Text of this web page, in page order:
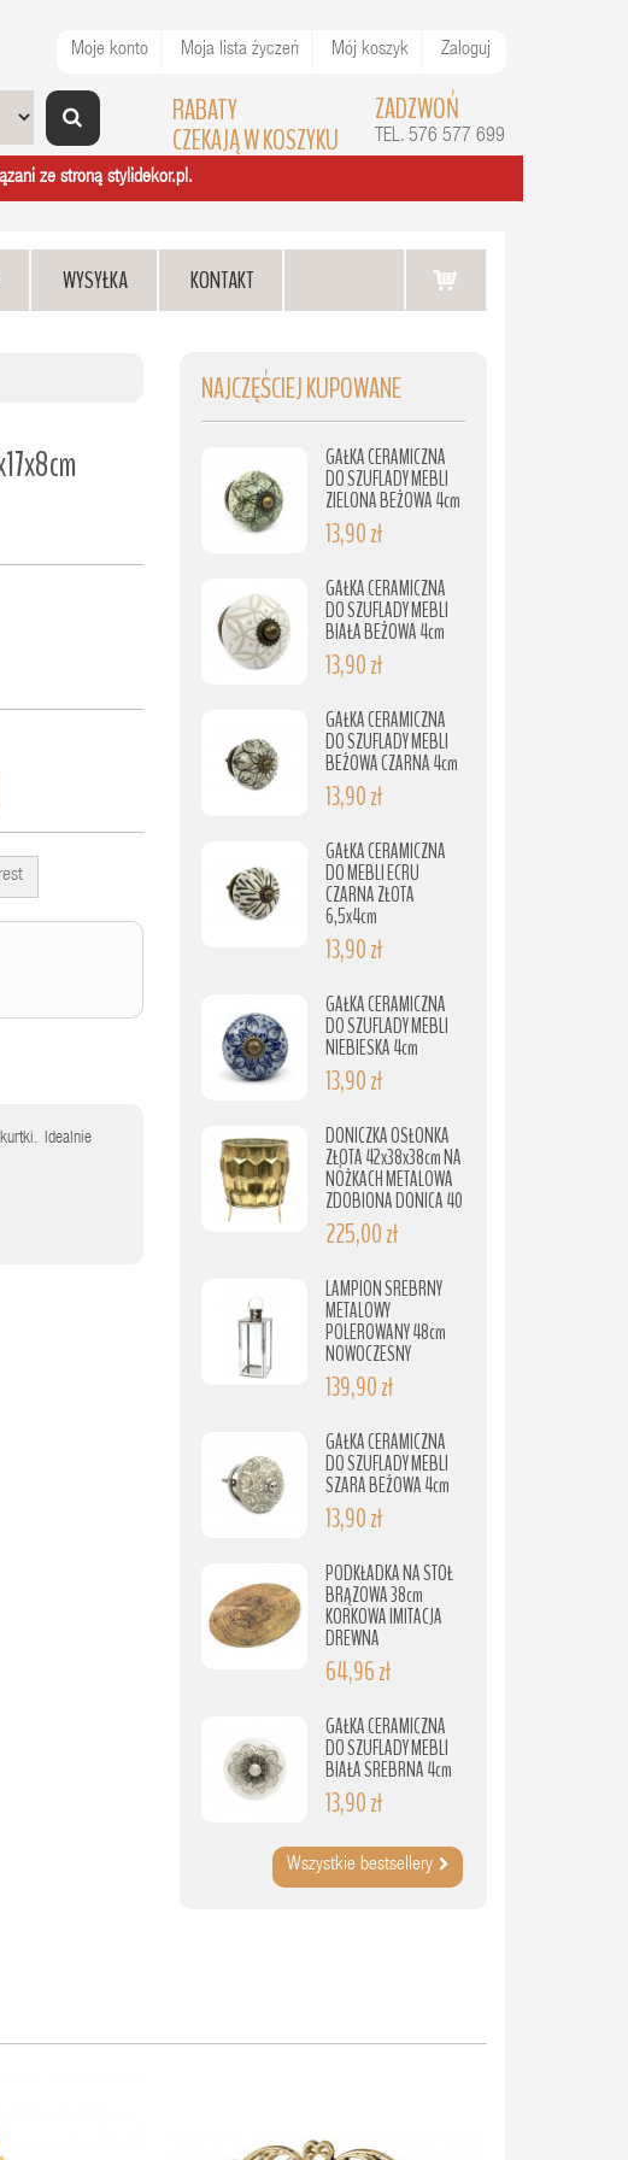
Moje konto Moja lista życzeń Mój koszyk Zaloguj
ZADZWOŃ
TEL. 576 577 699
RABATY
CZEKAJĄ W KOSZYKU
ze stroną stylidekor.pl.
WYSYŁKA KONTAKT
kurtki. Idealnie
NAJCZĘŚCIEJ KUPOWANE
GAŁKA CERAMICZNA
DO SZUFLADY MEBLI
ZIELONA BEŻOWA 4cm
13,90 zł
GAŁKA CERAMICZNA
DO SZUFLADY MEBLI
BIAŁA BEŻOWA 4cm
13,90 zł
GAŁKA CERAMICZNA
DO SZUFLADY MEBLI
BEŻOWA CZARNA 4cm
13,90 zł
GAŁKA CERAMICZNA
DO MEBLI ECRU
CZARNA ZŁOTA
6,5x4cm
13,90 zł
GAŁKA CERAMICZNA
DO SZUFLADY MEBLI
NIEBIESKA 4cm
13,90 zł
DONICZKA OSŁONKA
ZŁOTA 42x38x38cm NA
NÓŻKACH METALOWA
ZDOBIONA DONICA 40
225,00 zł
LAMPION SREBRNY
METALOWY
POLEROWANY 48cm
NOWOCZESNY
139,90 zł
GAŁKA CERAMICZNA
DO SZUFLADY MEBLI
SZARA BEŻOWA 4cm
13,90 zł
PODKŁADKA NA STÓŁ
BRĄZOWA 38cm
KORKOWA IMITACJA
DREWNA
64,96 zł
GAŁKA CERAMICZNA
DO SZUFLADY MEBLI
BIAŁA SREBRNA 4cm
13,90 zł
Wszystkie bestsellery